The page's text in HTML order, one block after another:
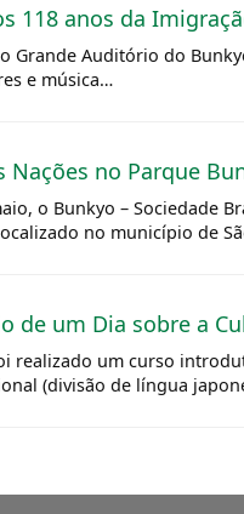
118 anos da
Grande Auditório do
e música…
Nações no Parque
o Bunkyo – Sociedade
no município de
de um Dia sobre a
realizado um curso
(divisão de língua